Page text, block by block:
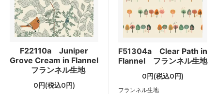
F22110a Juniper
Grove Cream in Flannel
フランネル生地
0円(税込0円)
F51304a Clear Path in
Flannel フランネル生地
0円(税込0円)
フランネル生地